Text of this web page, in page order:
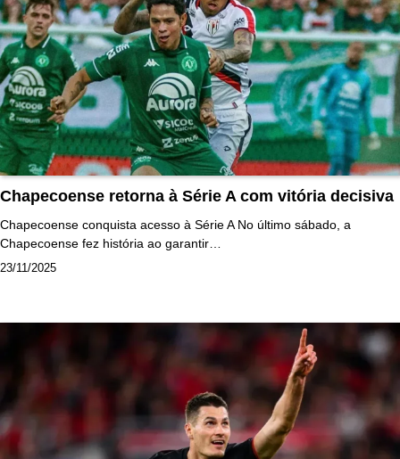
Chapecoense retorna à Série A com vitória decisiva
Chapecoense conquista acesso à Série A No último sábado, a
Chapecoense fez história ao garantir…
23/11/2025